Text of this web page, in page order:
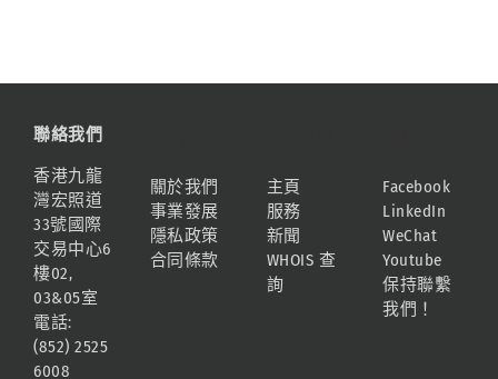
聯絡我們
香港九龍
灣宏照道
33號國際
交易中心6
樓02,
03&05室
電話:
(852) 2525
6008
關於我們
事業發展
隱私政策
合同條款
主頁
服務
新聞
WHOIS 查
詢
Facebook
LinkedIn
WeChat
Youtube
保持聯繫
我們！